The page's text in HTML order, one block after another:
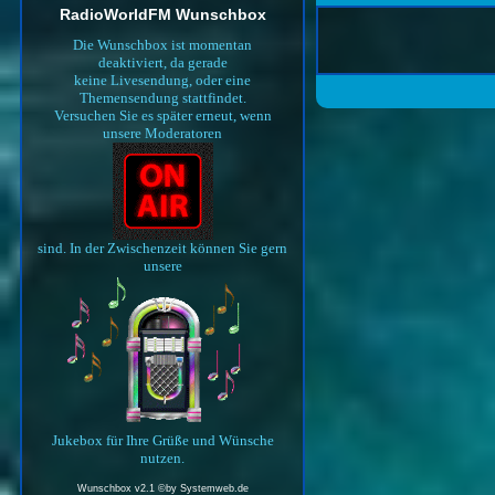
RadioWorldFM Wunschbox
Die Wunschbox ist momentan
deaktiviert, da gerade
keine Livesendung, oder eine
Themensendung stattfindet.
Versuchen Sie es später erneut, wenn
unsere Moderatoren
sind. In der Zwischenzeit können Sie gern
unsere
Jukebox für Ihre Grüße und Wünsche
nutzen.
Wunschbox v2.1 ©by Systemweb.de